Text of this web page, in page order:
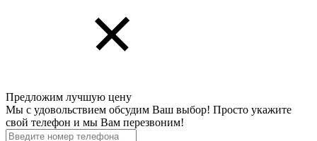
Предложим лучшую цену
Мы с удовольствием обсудим Ваш выбор! Просто укажите
свой телефон и мы Вам перезвоним!